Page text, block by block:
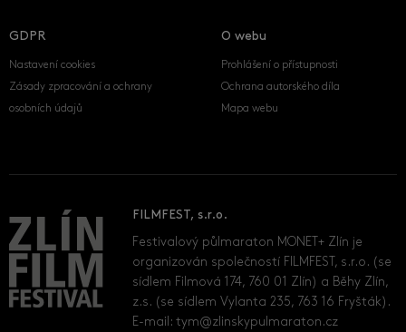
GDPR
Nastavení cookies
Zásady zpracování a ochrany
osobních údajů
O webu
Prohlášení o přístupnosti
Ochrana autorského díla
Mapa webu
FILMFEST, s.r.o.
Festivalový půlmaraton MONET+ Zlín je
organizován společností FILMFEST, s.r.o. (se
sídlem Filmová 174, 760 01 Zlín) a Běhy Zlín,
z.s. (se sídlem Vylanta 235, 763 16 Fryšták).
E-mail:tym@zlinskypulmaraton.cz